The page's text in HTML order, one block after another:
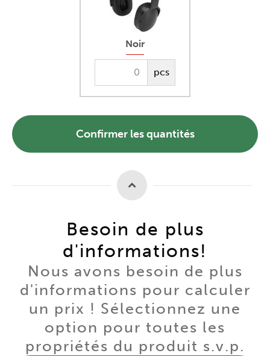
Noir
pcs
Confirmer les quantités
Besoin de plus
d'informations!
Nous avons besoin de plus
d'informations pour calculer
un prix ! Sélectionnez une
option pour toutes les
propriétés du produit s.v.p.